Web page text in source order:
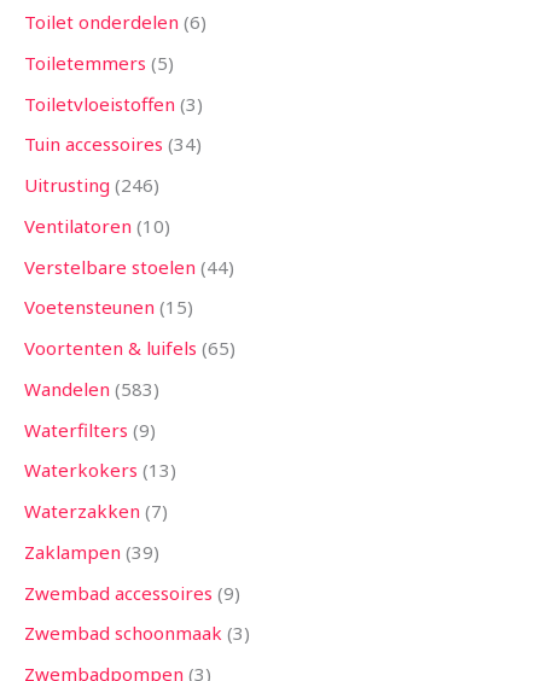
Toilet onderdelen 6
Toiletemmers 5
Toiletvloeistoffen 3
Tuin accessoires 34
Uitrusting 246
Ventilatoren 10
Verstelbare stoelen 44
Voetensteunen 15
Voortenten & luifels 65
Wandelen 583
Waterfilters 9
Waterkokers 13
Waterzakken 7
Zaklampen 39
Zwembad accessoires 9
Zwembad schoonmaak 3
Zwembadpompen 3